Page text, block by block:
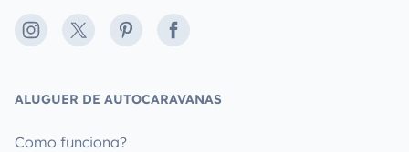
Instagram
X PinterestFacebook
ALUGUER DE AUTOCARAVANAS
Como funciona?